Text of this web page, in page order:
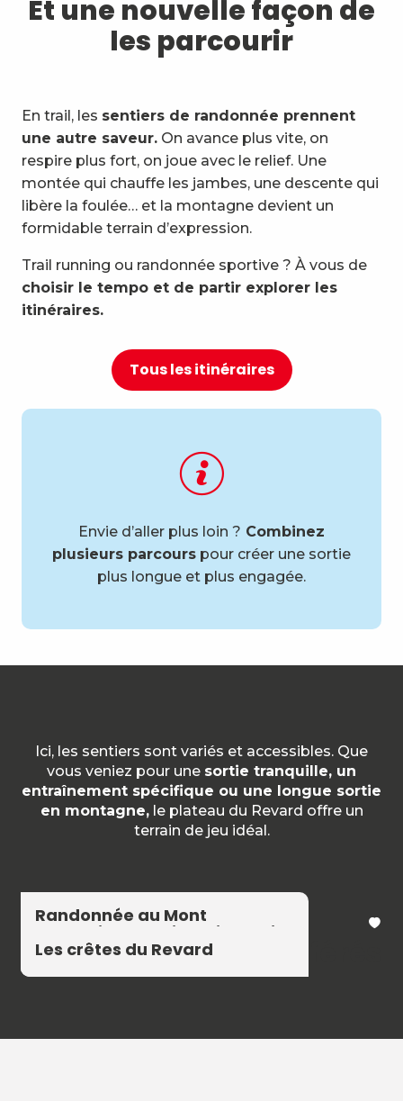
2 Itinéraires préférés
Tous nos tracés
sécurité
5
6
Et une nouvelle façon de
les parcourir
En trail, les sentiers de randonnée prennent
une autre saveur. On avance plus vite, on
respire plus fort, on joue avec le relief. Une
montée qui chauffe les jambes, une descente qui
libère la foulée… et la montagne devient un
formidable terrain d’expression.
Trail running ou randonnée sportive ? À vous de
choisir le tempo et de partir explorer les
itinéraires.
Tous les itinéraires
Envie d’aller plus loin ? Combinez
plusieurs parcours pour créer une sortie
plus longue et plus engagée.
Ici, les sentiers sont variés et accessibles. Que
vous veniez pour une sortie tranquille, un
entraînement spécifique ou une longue sortie
en montagne,le plateau du Revard offre un
terrain de jeu idéal.
Nos itinéraires préférés
La croix du Nivolet depuis le
Plateau Sud
Randonnée au Mont
Margeriaz depuis Plainpalais
par le Col de la Verne
Les crêtes du Revard